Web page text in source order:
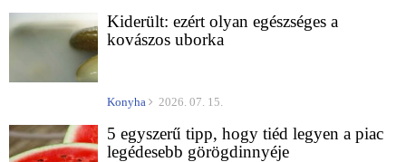
Kiderült: ezért olyan egészséges a
kovászos uborka
Konyha 2026. 07. 15.
5 egyszerű tipp, hogy tiéd legyen a piac
legédesebb görögdinnyéje